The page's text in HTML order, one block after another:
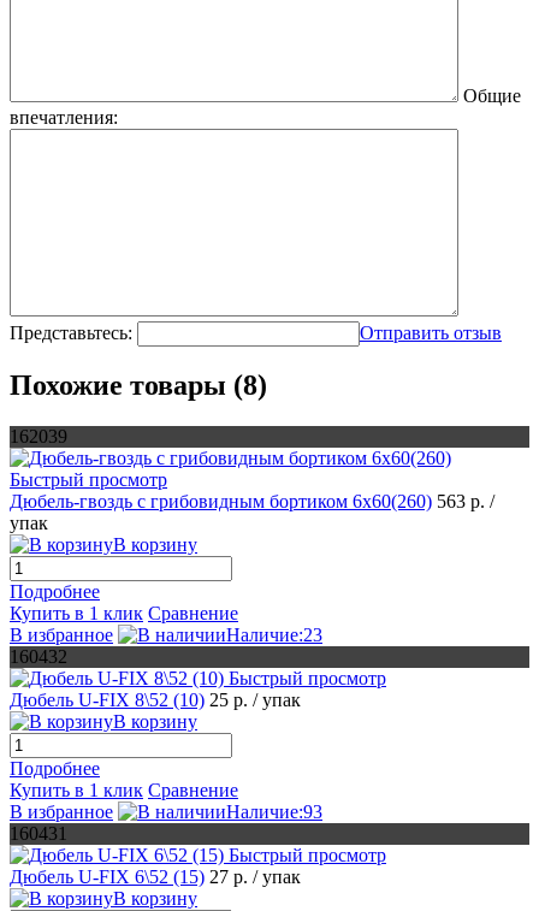
Общие
впечатления:
Представьтесь: Отправить отзыв
Похожие товары (8)
162039
Быстрый просмотр
Дюбель-гвоздь с грибовидным бортиком 6х60(260) 563 р. /
упак
В корзину
Подробнее
Купить в 1 клик Сравнение
В избранное
Наличие:23
160432
Быстрый просмотр
Дюбель U-FIX 8\52 (10) 25 р. / упак
В корзину
Подробнее
Купить в 1 клик Сравнение
В избранное
Наличие:93
160431
Быстрый просмотр
Дюбель U-FIX 6\52 (15) 27 р. / упак
В корзину